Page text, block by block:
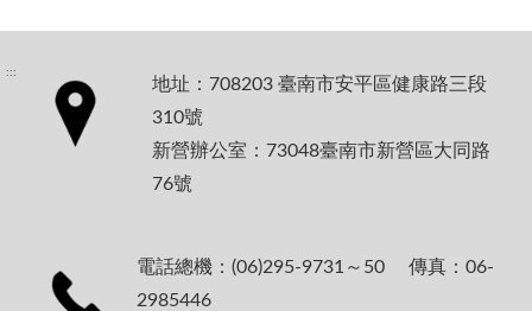
:::
地址：708203 臺南市安平區健康路三段
310號
新營辦公室：73048臺南市新營區大同路
76號
電話總機：(06)295-9731～50 傳真：06-
2985446